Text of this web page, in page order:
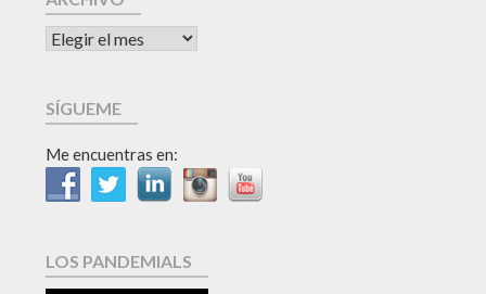
SÍGUEME
Me encuentras en:
LOS PANDEMIALS